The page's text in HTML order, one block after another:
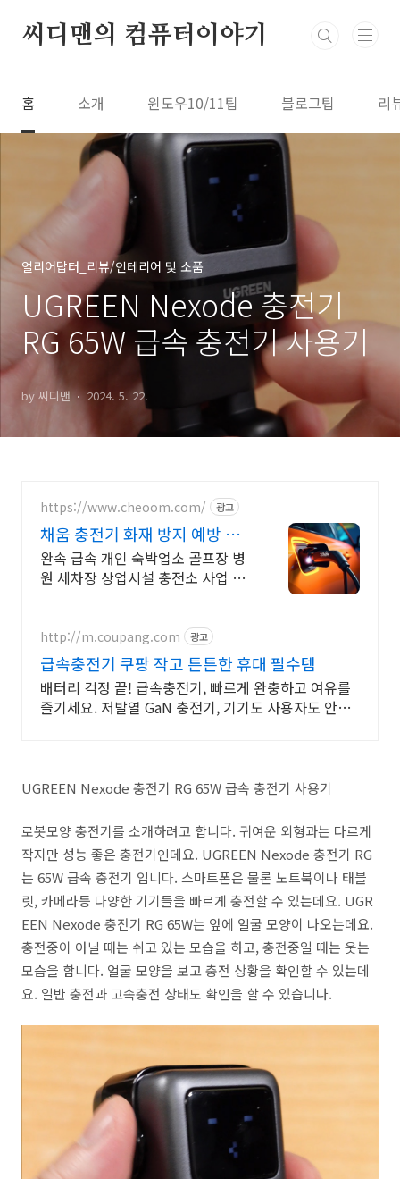
씨디맨의 컴퓨터이야기
홈 소개 윈도우10/11팁 블로그팁 리
얼리어답터_리뷰/인테리어 및 소품
UGREEN Nexode 충전기
RG 65W 급속 충전기 사용기
by 씨디맨 2024. 5. 22.
https://www.cheoom.com/ 광고
채움 충전기 화재 방지 예방 화
재 예방 감지 충전기 특가
완속 급속 개인 숙박업소 골프장 병
원 세차장 상업시설 충전소 사업 수
http://m.coupang.com 광고
급속충전기 쿠팡 작고 튼튼한 휴대 필수템
배터리 걱정 끝! 급속충전기, 빠르게 완충하고 여유를
즐기세요. 저발열 GaN 충전기, 기기도 사용자도 안전
UGREEN Nexode 충전기 RG 65W 급속 충전기 사용기
로봇모양 충전기를 소개하려고 합니다. 귀여운 외형과는 다르게
작지만 성능 좋은 충전기인데요. UGREEN Nexode 충전기 RG
는 65W 급속 충전기 입니다. 스마트폰은 물론 노트북이나 태블
릿, 카메라등 다양한 기기들을 빠르게 충전할 수 있는데요. UGR
EEN Nexode 충전기 RG 65W는 앞에 얼굴 모양이 나오는데요.
충전중이 아닐 때는 쉬고 있는 모습을 하고, 충전중일 때는 웃는
모습을 합니다. 얼굴 모양을 보고 충전 상황을 확인할 수 있는데
요. 일반 충전과 고속충전 상태도 확인을 할 수 있습니다.